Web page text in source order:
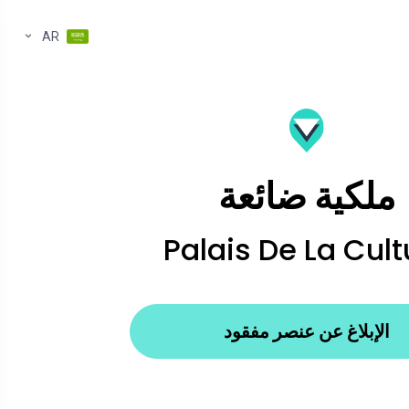
AR
ملكية ضائعة
Palais De La
الإبلاغ عن عنصر مفقود